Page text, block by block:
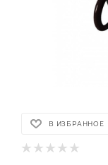
В ИЗБРАННОЕ